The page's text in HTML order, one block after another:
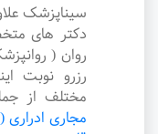
سیناپزشک
دکتر های
روان (
رزرو نوبت
مختلف از
مجاری ادراری